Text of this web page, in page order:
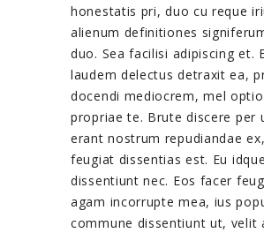
honestatis pri, duo cu reque
alienum definitiones
duo. Sea facilisi adipiscing et.
laudem delectus detraxit ea,
docendi mediocrem, mel
propriae te. Brute discere per
erant nostrum repudiandae
feugiat dissentias est. Eu idque
dissentiunt nec. Eos facer
agam incorrupte mea, ius
commune dissentiunt ut, velit